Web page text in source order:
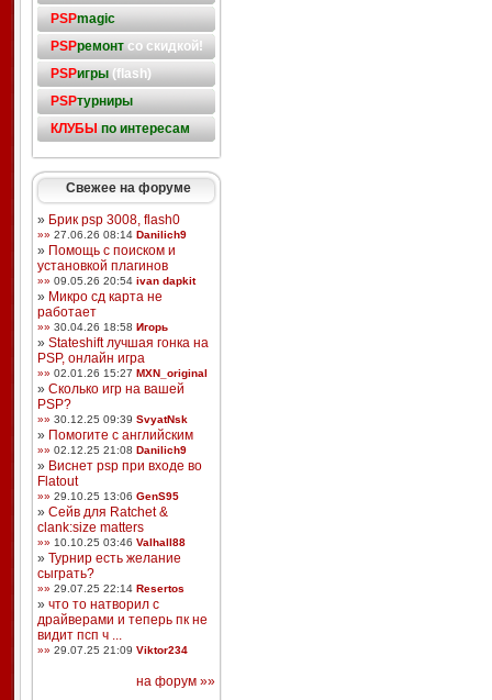
PSPmagic
PSPремонтсо скидкой!
PSPигры(flash)
PSPтурниры
КЛУБЫ по интересам
Свежее на форуме
» Брик psp 3008, flash0
»» 27.06.26 08:14 Danilich9
» Помощь с поиском и
установкой плагинов
»» 09.05.26 20:54 ivan dapkit
» Микро сд карта не
работает
»» 30.04.26 18:58 Игорь
» Stateshift лучшая гонка на
PSP, онлайн игра
»» 02.01.26 15:27 MXN_original
» Сколько игр на вашей
PSP?
»» 30.12.25 09:39 SvyatNsk
» Помогите с английским
»» 02.12.25 21:08 Danilich9
» Виснет psp при входе во
Flatout
»» 29.10.25 13:06 GenS95
» Сейв для Ratchet &
clank:size matters
»» 10.10.25 03:46 Valhall88
» Турнир есть желание
сыграть?
»» 29.07.25 22:14 Resertos
» что то натворил с
драйверами и теперь пк не
видит псп ч ...
»» 29.07.25 21:09 Viktor234
на форум »»